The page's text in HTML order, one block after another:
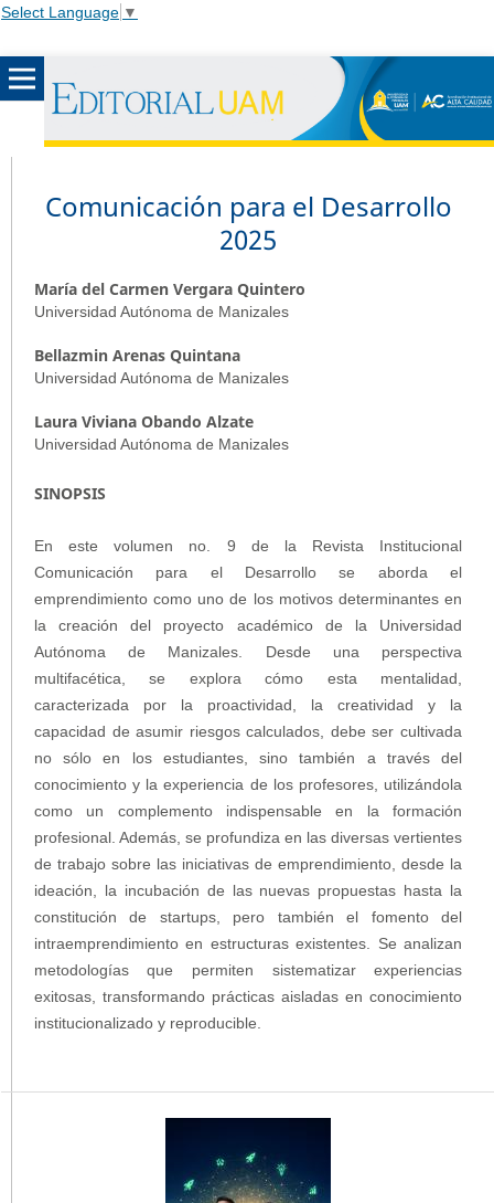
Select Language ▼
Comunicación para el Desarrollo
2025
María del Carmen Vergara Quintero
Universidad Autónoma de Manizales
Bellazmin Arenas Quintana
Universidad Autónoma de Manizales
Laura Viviana Obando Alzate
Universidad Autónoma de Manizales
SINOPSIS
En este volumen no. 9 de la Revista Institucional
Comunicación para el Desarrollo se aborda el
emprendimiento como uno de los motivos determinantes en
la creación del proyecto académico de la Universidad
Autónoma de Manizales. Desde una perspectiva
multifacética, se explora cómo esta mentalidad,
caracterizada por la proactividad, la creatividad y la
capacidad de asumir riesgos calculados, debe ser cultivada
no sólo en los estudiantes, sino también a través del
conocimiento y la experiencia de los profesores, utilizándola
como un complemento indispensable en la formación
profesional. Además, se profundiza en las diversas vertientes
de trabajo sobre las iniciativas de emprendimiento, desde la
ideación, la incubación de las nuevas propuestas hasta la
constitución de startups, pero también el fomento del
intraemprendimiento en estructuras existentes. Se analizan
metodologías que permiten sistematizar experiencias
exitosas, transformando prácticas aisladas en conocimiento
institucionalizado y reproducible.